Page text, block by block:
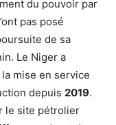
du pouvoir par
pas posé
de sa
Le Niger a
mise en service
depuis 2019.
le site pétrolier